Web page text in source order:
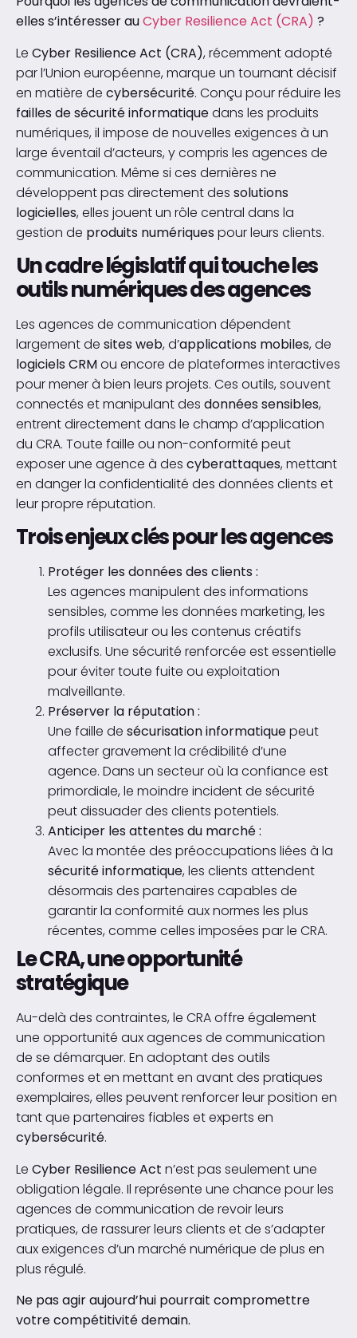
elles s’intéresser auCyber Resilience Act (CRA) ?
Le Cyber Resilience Act (CRA), récemment adopté
par l’Union européenne, marque un tournant décisif
en matière de cybersécurité. Conçu pour réduire les
failles de sécurité informatiquedans les produits
numériques, il impose de nouvelles exigences à un
large éventail d’acteurs, y compris les agences de
communication. Même si ces dernières ne
développent pas directement des solutions
logicielles, elles jouent un rôle central dans la
gestion de produits numériques pour leurs clients.
Un cadre législatif qui touche les
outils numériques des agences
Les agences de communication dépendent
largement de sites web, d’applications mobiles, de
logiciels CRMou encore de plateformes interactives
pour mener à bien leurs projets. Ces outils, souvent
connectés et manipulant des données sensibles,
entrent directement dans le champ d’application
du CRA. Toute faille ou non-conformité peut
exposer une agence à des cyberattaques, mettant
en danger la confidentialité des données clients et
leur propre réputation.
Trois enjeux clés pour les agences
Protéger les données des clients :
Les agences manipulent des informations
sensibles, comme les données marketing, les
profils utilisateur ou les contenus créatifs
exclusifs. Une sécurité renforcée est essentielle
pour éviter toute fuite ou exploitation
malveillante.
Préserver la réputation :
Une faille de sécurisation informatiquepeut
affecter gravement la crédibilité d’une
agence. Dans un secteur où la confiance est
primordiale, le moindre incident de sécurité
peut dissuader des clients potentiels.
Anticiper les attentes du marché :
Avec la montée des préoccupations liées à la
sécurité informatique, les clients attendent
désormais des partenaires capables de
garantir la conformité aux normes les plus
récentes, comme celles imposées par le CRA.
Le CRA, une opportunité
stratégique
Au-delà des contraintes, le CRA offre également
une opportunité aux agences de communication
de se démarquer. En adoptant des outils
conformes et en mettant en avant des pratiques
exemplaires, elles peuvent renforcer leur position en
tant que partenaires fiables et experts en
cybersécurité.
Le Cyber Resilience Act n’est pas seulement une
obligation légale. Il représente une chance pour les
agences de communication de revoir leurs
pratiques, de rassurer leurs clients et de s’adapter
aux exigences d’un marché numérique de plus en
plus régulé.
Ne pas agir aujourd’hui pourrait compromettre
votre compétitivité demain.